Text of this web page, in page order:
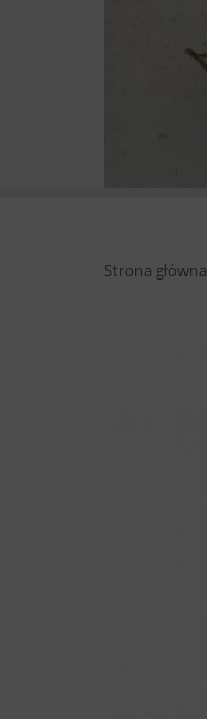
Strona główna